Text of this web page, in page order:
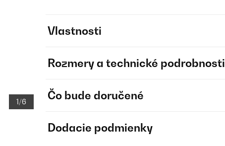
1/6
Vlastnosti
Rozmery a technické podrobnosti
Čo bude doručené
Dodacie podmienky